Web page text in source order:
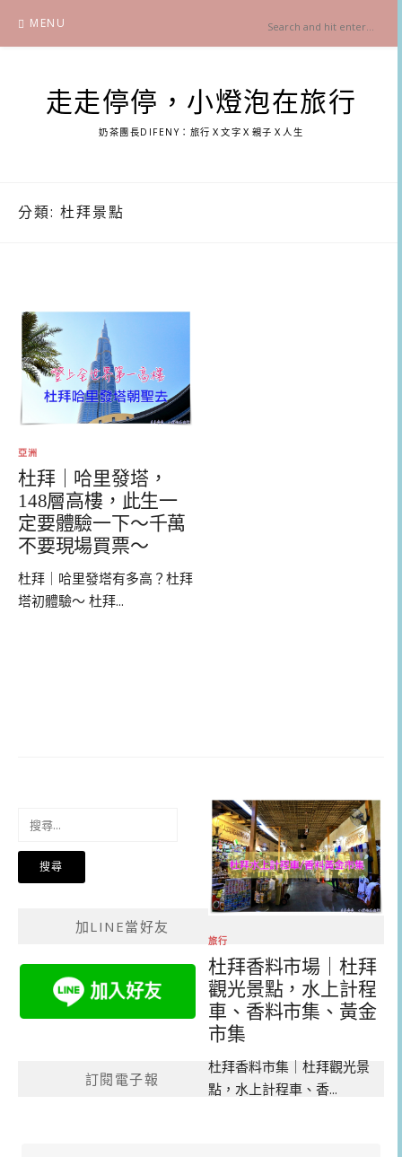
content
MENU
走走停停，小燈泡在旅行
奶茶團長DIFENY：旅行Ｘ文字Ｘ親子Ｘ人生
分類: 杜拜景點
亞洲
杜拜｜哈里發塔，
148層高樓，此生一
定要體驗一下～千萬
不要現場買票～
杜拜｜哈里發塔有多高？杜拜
塔初體驗～ 杜拜...
旅行
杜拜香料市場｜杜拜
觀光景點，水上計程
車、香料市集、黃金
市集
杜拜香料市集｜杜拜觀光景
點，水上計程車、香...
關
加LINE當好友
訂閱電子報